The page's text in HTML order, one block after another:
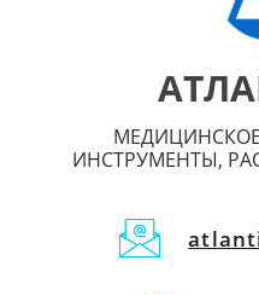
ИНСТРУМЕНТЫ,